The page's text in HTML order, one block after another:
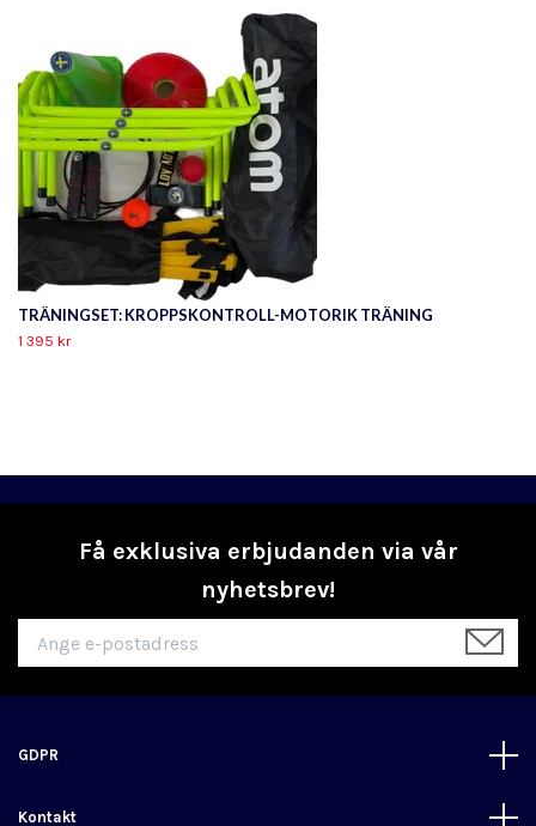
TRÄNINGSET: KROPPSKONTROLL-MOTORIK TRÄNING
1 395 kr
Få exklusiva erbjudanden via vår
nyhetsbrev!
GDPR
Kontakt